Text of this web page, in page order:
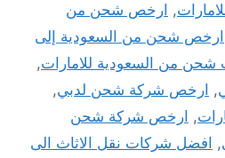
, ارخص شحن من
ارخص شحن من السعودية إلى
من السعودية للامارات,
, ارخص شركة شحن لدبي,
, ارخص شركة شحن
, افضل شركات نقل الاثاث الى